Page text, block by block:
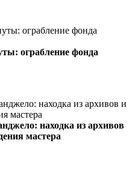
ограбление фонда
находка из архивов
мастера